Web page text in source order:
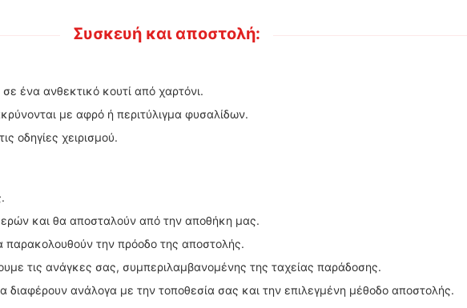
Συσκευή και αποστολή:
ένα ανθεκτικό κουτί από χαρτόνι.
με αφρό ή περιτύλιγμα φυσαλίδων.
οδηγίες χειρισμού.
και θα αποσταλούν από την αποθήκη μας.
την πρόοδο της αποστολής.
τις ανάγκες σας, συμπεριλαμβανομένης της ταχείας παράδοσης.
διαφέρουν ανάλογα με την τοποθεσία σας και την επιλεγμένη μέθοδο αποστολής.